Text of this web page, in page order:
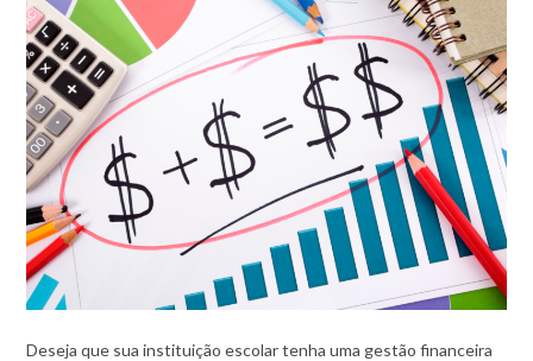
Deseja que sua instituição escolar tenha uma gestão financeira